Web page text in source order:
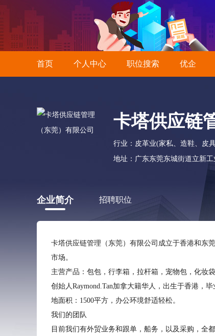
首页 个人中心 职位搜索 优企
卡塔供应链
行业：皮革业(家私、造鞋、皮
地址：广东东莞东城街道立新工
企业简介 招聘职位
卡塔供应链管理（东莞）有限公司成立于香港和东
市场。
主营产品：包包，行李箱，拉杆箱，宠物包，化妆
创始人Raymond.Tan加拿大籍华人，出生于香港，
地面积：1500平方，办公环境舒适轻松。
我们的团队
目前我们有外贸业务和跟单，船务，以及采购，全